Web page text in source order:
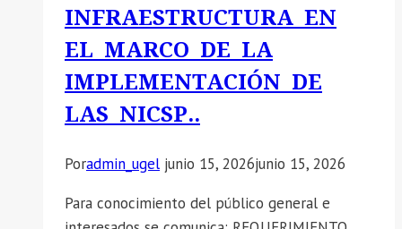
INFRAESTRUCTURA EN
EL MARCO DE LA
IMPLEMENTACIÓN DE
LAS NICSP..
Poradmin_ugel junio 15, 2026junio 15, 2026
Para conocimiento del público general e